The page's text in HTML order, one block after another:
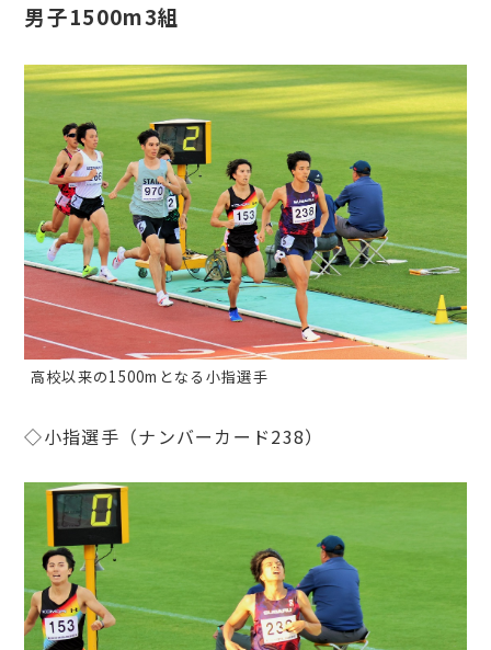
男子1500m3組
高校以来の1500mとなる小指選手
◇小指選手（ナンバーカード238）